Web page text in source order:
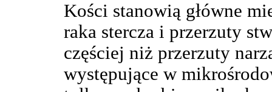
Kości stanowią główne
raka stercza i przerzuty
częściej niż przerzuty
występujące w